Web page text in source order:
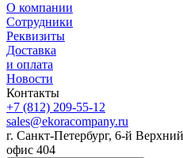
О компании
Сотрудники
Реквизиты
Доставка
и оплата
Новости
Контакты
+7 (812) 209-55-12
sales@ekoracompany.ru
г. Санкт-Петербург, 6-й
офис 404